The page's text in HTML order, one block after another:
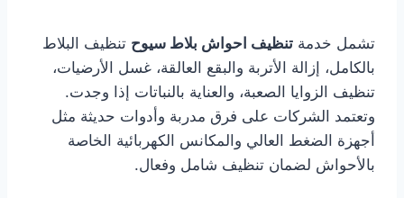
تشمل خدمة تنظيف احواش بلاط سيوح تنظيف البلاط
بالكامل، إزالة الأتربة والبقع العالقة، غسل الأرضيات،
تنظيف الزوايا الصعبة، والعناية بالنباتات إذا وجدت.
وتعتمد الشركات على فرق مدربة وأدوات حديثة مثل
أجهزة الضغط العالي والمكانس الكهربائية الخاصة
بالأحواش لضمان تنظيف شامل وفعال.